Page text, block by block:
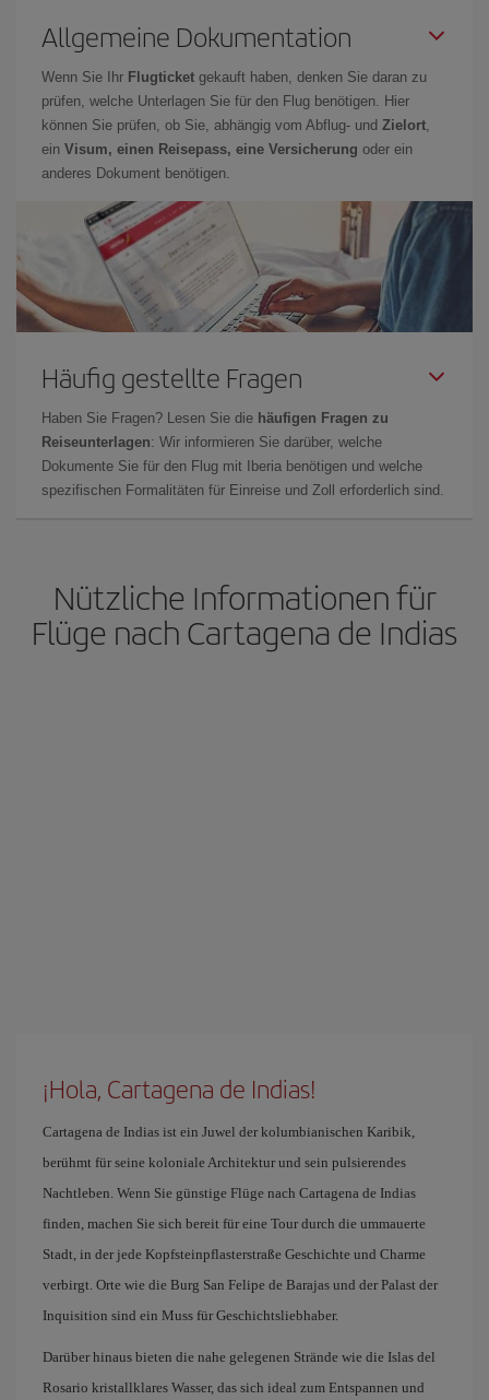
Allgemeine Dokumentation
Wenn Sie Ihr Flugticket gekauft haben, denken Sie daran zu
prüfen, welche Unterlagen Sie für den Flug benötigen. Hier
können Sie prüfen, ob Sie, abhängig vom Abflug- und Zielort,
ein Visum, einen Reisepass, eine Versicherung oder ein
anderes Dokument benötigen.
Häufig gestellte Fragen
Haben Sie Fragen? Lesen Sie die häufigen Fragen zu
Reiseunterlagen: Wir informieren Sie darüber, welche
Dokumente Sie für den Flug mit Iberia benötigen und welche
spezifischen Formalitäten für Einreise und Zoll erforderlich sind.
Nützliche Informationen für
Flüge nach Cartagena de Indias
¡Hola, Cartagena de Indias!
Cartagena de Indias ist ein Juwel der kolumbianischen Karibik,
berühmt für seine koloniale Architektur und sein pulsierendes
Nachtleben. Wenn Sie günstige Flüge nach Cartagena de Indias
finden, machen Sie sich bereit für eine Tour durch die ummauerte
Stadt, in der jede Kopfsteinpflasterstraße Geschichte und Charme
verbirgt. Orte wie die Burg San Felipe de Barajas und der Palast der
Inquisition sind ein Muss für Geschichtsliebhaber.
Darüber hinaus bieten die nahe gelegenen Strände wie die Islas del
Rosario kristallklares Wasser, das sich ideal zum Entspannen und